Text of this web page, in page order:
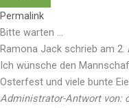
Permalink
Bitte warten …
Ramona Jack schrieb am 2.
Ich wünsche den
Osterfest und viele bunte
Administrator-Antwort von: